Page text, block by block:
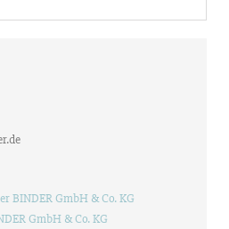
BINDER GmbH & Co. KG
GmbH & Co. KG